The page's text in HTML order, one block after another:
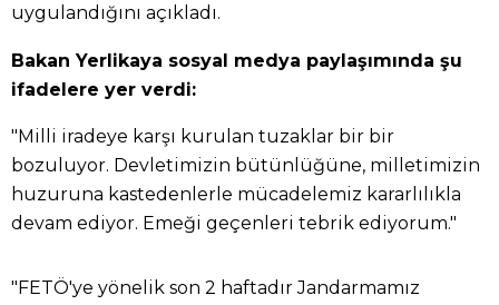
uygulandığını açıkladı.
Bakan Yerlikaya sosyal medya paylaşımında şu
ifadelere yer verdi:
"Milli iradeye karşı kurulan tuzaklar bir bir
bozuluyor. Devletimizin bütünlüğüne, milletimizin
huzuruna kastedenlerle mücadelemiz kararlılıkla
devam ediyor. Emeği geçenleri tebrik ediyorum."
"FETÖ'ye yönelik son 2 haftadır Jandarmamız